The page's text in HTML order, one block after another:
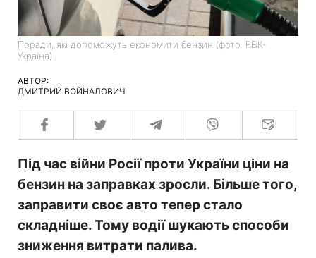
Поради, які допоможуть економити бензин (фото: РБК-
Україна)
АВТОР:
ДМИТРИЙ ВОЙНАЛОВИЧ
Під час війни Росії проти України ціни на
бензин на заправках зросли. Більше того,
заправити своє авто тепер стало
складніше. Тому водії шукають способи
зниження витрати палива.